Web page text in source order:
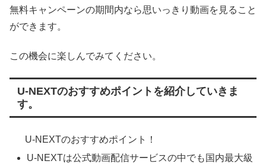
無料キャンペーンの期間内なら思いっきり動画を見ること
ができます。
この機会に楽しんでみてください。
U-NEXTのおすすめポイントを紹介していきま
す。
U-NEXTのおすすめポイント！
U-NEXTは公式動画配信サービスの中でも国内最大級